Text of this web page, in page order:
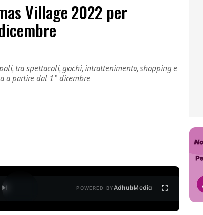
Village 2022 per
tra spettacoli, giochi, intrattenimento, shopping e
a partire dal 1° dicembre
POWERED BYAdhubMedia